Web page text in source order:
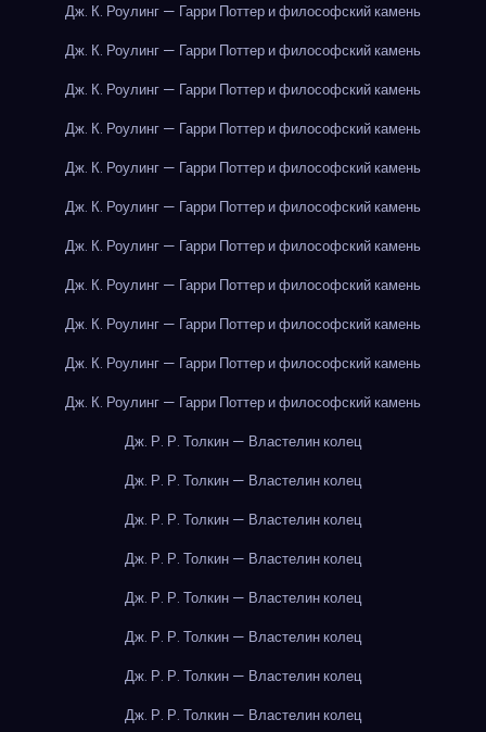
Дж. К. Роулинг — Гарри Поттер и философский камень
Дж. К. Роулинг — Гарри Поттер и философский камень
Дж. К. Роулинг — Гарри Поттер и философский камень
Дж. К. Роулинг — Гарри Поттер и философский камень
Дж. К. Роулинг — Гарри Поттер и философский камень
Дж. К. Роулинг — Гарри Поттер и философский камень
Дж. К. Роулинг — Гарри Поттер и философский камень
Дж. К. Роулинг — Гарри Поттер и философский камень
Дж. К. Роулинг — Гарри Поттер и философский камень
Дж. К. Роулинг — Гарри Поттер и философский камень
Дж. К. Роулинг — Гарри Поттер и философский камень
Дж. Р. Р. Толкин — Властелин колец
Дж. Р. Р. Толкин — Властелин колец
Дж. Р. Р. Толкин — Властелин колец
Дж. Р. Р. Толкин — Властелин колец
Дж. Р. Р. Толкин — Властелин колец
Дж. Р. Р. Толкин — Властелин колец
Дж. Р. Р. Толкин — Властелин колец
Дж. Р. Р. Толкин — Властелин колец